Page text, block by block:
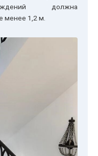
должна
менее 1,2 м.